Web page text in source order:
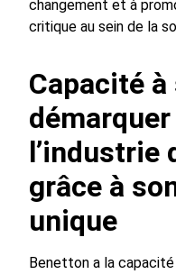
changement et à
critique au sein de la
Capacité à
l’industrie
grâce à
unique
Benetton a la